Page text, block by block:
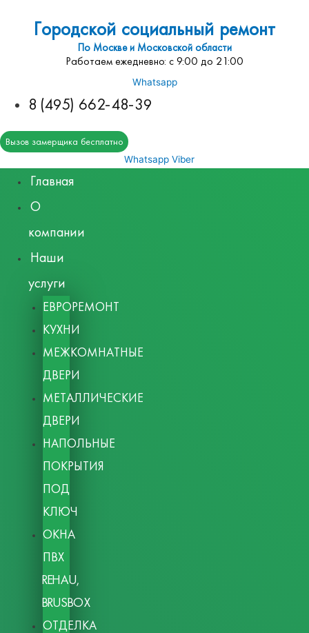
Городской социальный ремонт
По Москве и Московской области
Работаем ежедневно: с 9:00 до 21:00
Whatsapp
8 (495) 662-48-39
Вызов замерщика бесплатно
Whatsapp Viber
Главная
О
компании
Наши
услуги
ЕВРОРЕМОНТ
КУХНИ
МЕЖКОМНАТНЫЕ
ДВЕРИ
МЕТАЛЛИЧЕСКИЕ
ДВЕРИ
НАПОЛЬНЫЕ
ПОКРЫТИЯ
ПОД
КЛЮЧ
ОКНА
ПВХ
REHAU,
BRUSBOX
ОТДЕЛКА